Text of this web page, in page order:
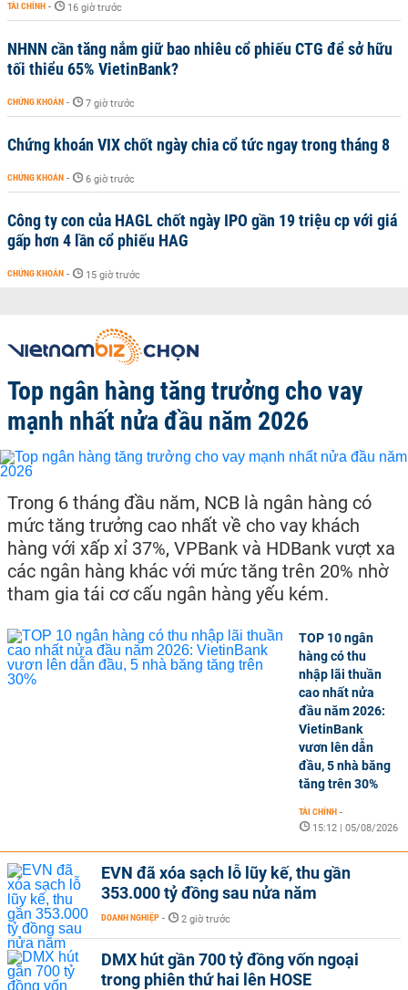
TÀI CHÍNH - 16 giờ trước
NHNN cần tăng nắm giữ bao nhiêu cổ phiếu CTG để sở hữu
tối thiểu 65% VietinBank?
CHỨNG KHOÁN - 7 giờ trước
Chứng khoán VIX chốt ngày chia cổ tức ngay trong tháng 8
CHỨNG KHOÁN - 6 giờ trước
Công ty con của HAGL chốt ngày IPO gần 19 triệu cp với giá
gấp hơn 4 lần cổ phiếu HAG
CHỨNG KHOÁN - 15 giờ trước
Top ngân hàng tăng trưởng cho vay
mạnh nhất nửa đầu năm 2026
Trong 6 tháng đầu năm, NCB là ngân hàng có
mức tăng trưởng cao nhất về cho vay khách
hàng với xấp xỉ 37%, VPBank và HDBank vượt xa
các ngân hàng khác với mức tăng trên 20% nhờ
tham gia tái cơ cấu ngân hàng yếu kém.
TOP 10 ngân
hàng có thu
nhập lãi thuần
cao nhất nửa
đầu năm 2026:
VietinBank
vươn lên dẫn
đầu, 5 nhà băng
tăng trên 30%
TÀI CHÍNH -
15:12 | 05/08/2026
EVN đã xóa sạch lỗ lũy kế, thu gần
353.000 tỷ đồng sau nửa năm
DOANH NGHIỆP - 2 giờ trước
DMX hút gần 700 tỷ đồng vốn ngoại
trong phiên thứ hai lên HOSE